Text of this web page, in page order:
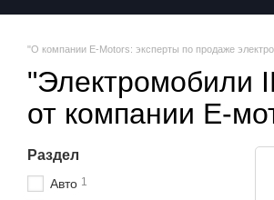
"О компании E-Motors: эксперты по продаже
"Электромобили
от компании Е-
Раздел
Авто 1